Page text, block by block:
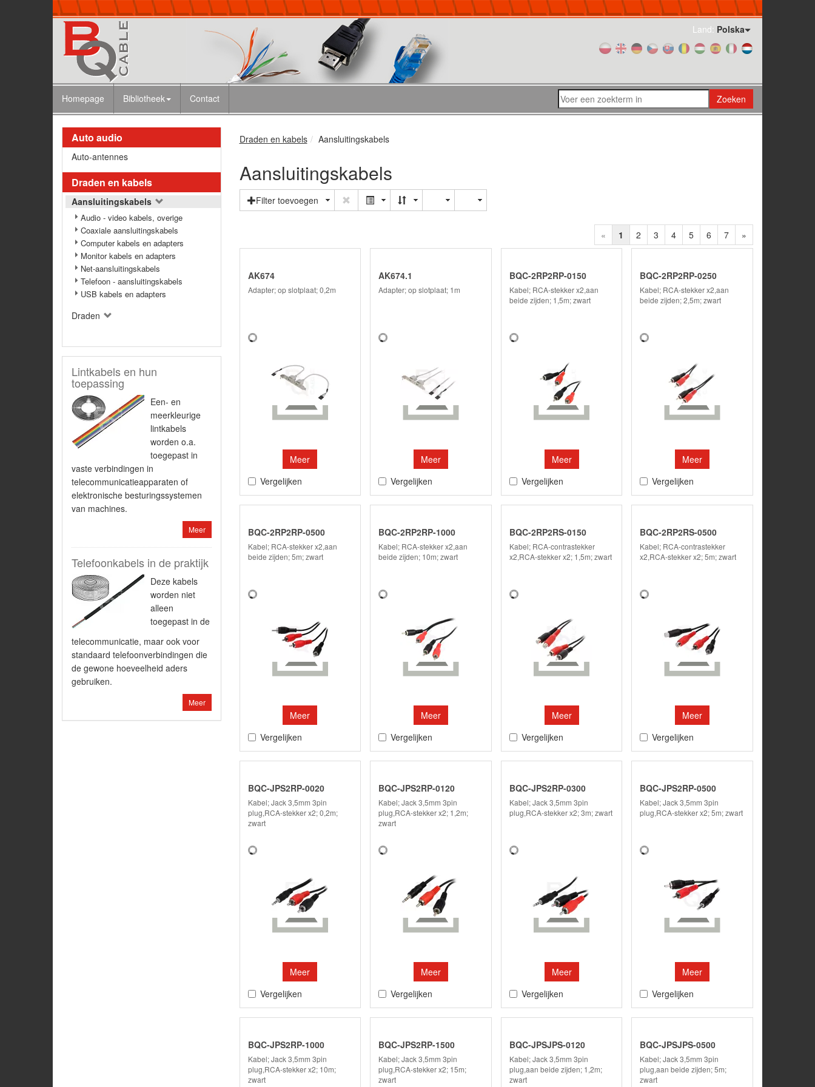
Land: Polska
Homepage Bibliotheek Contact Zoeken
Auto audio
Auto-antennes
Draden en kabels
Aansluitingskabels
Audio - video kabels, overige
Coaxiale aansluitingskabels
Computer kabels en adapters
Monitor kabels en adapters
Net-aansluitingskabels
Telefoon - aansluitingskabels
USB kabels en adapters
Draden
Lintkabels en hun
toepassing
Een- en
meerkleurige
lintkabels
worden o.a.
toegepast in
vaste verbindingen in
telecommunicatieapparaten of
elektronische besturingssystemen
van machines.
Meer
Telefoonkabels in de praktijk
Deze kabels
worden niet
alleen
toegepast in de
telecommunicatie, maar ook voor
standaard telefoonverbindingen die
de gewone hoeveelheid aders
gebruiken.
Meer
Draden en kabels Aansluitingskabels
Aansluitingskabels
Filter toevoegen
« 1 2 3 4 5 6 7 »
AK674
Adapter; op slotplaat; 0,2m
Meer
Vergelijken
AK674.1
Adapter; op slotplaat; 1m
Meer
Vergelijken
BQC-2RP2RP-0150
Kabel; RCA-stekker x2,aan
beide zijden; 1,5m; zwart
Meer
Vergelijken
BQC-2RP2RP-0250
Kabel; RCA-stekker x2,aan
beide zijden; 2,5m; zwart
Meer
Vergelijken
BQC-2RP2RP-0500
Kabel; RCA-stekker x2,aan
beide zijden; 5m; zwart
Meer
Vergelijken
BQC-2RP2RP-1000
Kabel; RCA-stekker x2,aan
beide zijden; 10m; zwart
Meer
Vergelijken
BQC-2RP2RS-0150
Kabel; RCA-contrastekker
x2,RCA-stekker x2; 1,5m; zwart
Meer
Vergelijken
BQC-2RP2RS-0500
Kabel; RCA-contrastekker
x2,RCA-stekker x2; 5m; zwart
Meer
Vergelijken
BQC-JPS2RP-0020
Kabel; Jack 3,5mm 3pin
plug,RCA-stekker x2; 0,2m;
zwart
Meer
Vergelijken
BQC-JPS2RP-0120
Kabel; Jack 3,5mm 3pin
plug,RCA-stekker x2; 1,2m;
zwart
Meer
Vergelijken
BQC-JPS2RP-0300
Kabel; Jack 3,5mm 3pin
plug,RCA-stekker x2; 3m; zwart
Meer
Vergelijken
BQC-JPS2RP-0500
Kabel; Jack 3,5mm 3pin
plug,RCA-stekker x2; 5m; zwart
Meer
Vergelijken
BQC-JPS2RP-1000
Kabel; Jack 3,5mm 3pin
plug,RCA-stekker x2; 10m;
zwart
BQC-JPS2RP-1500
Kabel; Jack 3,5mm 3pin
plug,RCA-stekker x2; 15m;
zwart
BQC-JPSJPS-0120
Kabel; Jack 3,5mm 3pin
plug,aan beide zijden; 1,2m;
zwart
BQC-JPSJPS-0500
Kabel; Jack 3,5mm 3pin
plug,aan beide zijden; 5m;
zwart